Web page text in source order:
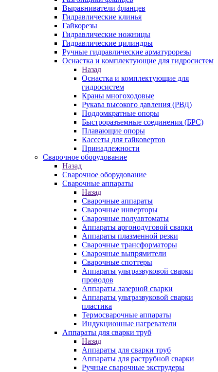
Выравниватели фланцев
Гидравлические клинья
Гайкорезы
Гидравлические ножницы
Гидравлические цилиндры
Ручные гидравлические арматурорезы
Оснастка и комплектующие для гидросистем
Назад
Оснастка и комплектующие для
гидросистем
Краны многоходовые
Рукава высокого давления (РВД)
Поддомкратные опоры
Быстроразъемные соединения (БРС)
Плавающие опоры
Кассеты для гайковертов
Принадлежности
Сварочное оборудование
Назад
Сварочное оборудование
Сварочные аппараты
Назад
Сварочные аппараты
Сварочные инверторы
Сварочные полуавтоматы
Аппараты аргонодуговой сварки
Аппараты плазменной резки
Сварочные трансформаторы
Сварочные выпрямители
Сварочные споттеры
Аппараты ультразвуковой сварки
проводов
Аппараты лазерной сварки
Аппараты ультразвуковой сварки
пластика
Термосварочные аппараты
Индукционные нагреватели
Аппараты для сварки труб
Назад
Аппараты для сварки труб
Аппараты для раструбной сварки
Ручные сварочные экструдеры